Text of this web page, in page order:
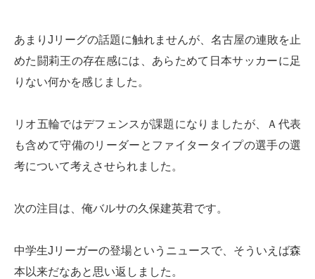
あまりJリーグの話題に触れませんが、名古屋の連敗を止
めた闘莉王の存在感には、あらためて日本サッカーに足
りない何かを感じました。
リオ五輪ではデフェンスが課題になりましたが、Ａ代表
も含めて守備のリーダーとファイタータイプの選手の選
考について考えさせられました。
次の注目は、俺バルサの久保建英君です。
中学生Jリーガーの登場というニュースで、そういえば森
本以来だなあと思い返しました。